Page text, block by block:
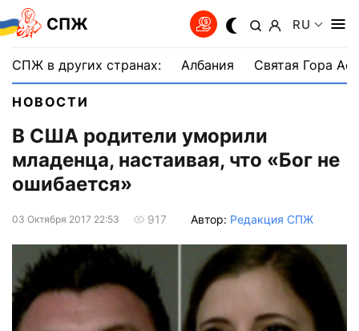
СПЖ RU
СПЖ в других странах: Албания Святая Гора
НОВОСТИ
В США родители уморили
младенца, настаивая, что «Бог не
ошибается»
03 Октября 2017 22:53 917 Автор: Редакция СПЖ